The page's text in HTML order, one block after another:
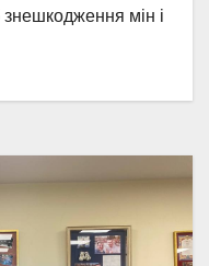
знешкодження мін і